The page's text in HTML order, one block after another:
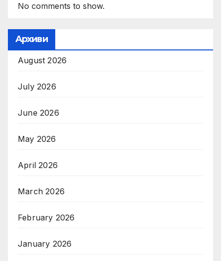
No comments to show.
Архиви
August 2026
July 2026
June 2026
May 2026
April 2026
March 2026
February 2026
January 2026